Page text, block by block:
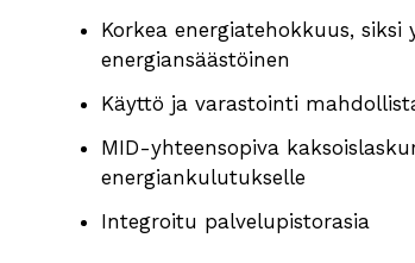
Korkea energiatehokkuus,
energiansäästöinen
Käyttö ja varastointi
MID-yhteensopiva
energiankulutukselle
Integroitu palvelupistorasia